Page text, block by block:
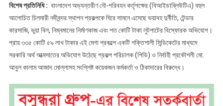
বিশেষ প্রতিনিধি : বাংলাদেশ অভ্যন্তরীণ নৌ-পরিবহন কর্তৃপক্ষের (বিআইডাব্লিউটিএ) বহুল
আলোচিত চিলমারী নদীবন্দর স্থাপন প্রকল্পকে ঘিরে সামনে এসেছে ভয়াবহ দুর্নীতি, টেন্ডার
কারসাজি, ভুয়া বিল, নিম্নমানের নির্মাণকাজ এবং শত কোটি টাকা লুটপাটের বিস্ফোরক অভিযোগ।
প্রায় ৩৩৫ কোটি ৫৯ লাখ টাকার এই মেগা প্রকল্পে একটি শক্তিশালী সিন্ডিকেটের মাধ্যমে
সরকারি অর্থ আত্মসাতের অভিযোগ উঠেছে প্রকল্প পরিচালক (পিডি) ও নির্বাহী প্রকৌশলী মো.
আবুল কালাম আজাদ মোল্লাসহ সংশ্লিষ্ট কয়েকজন কর্মকর্তা ও ঠিকাদারের বিরুদ্ধে।